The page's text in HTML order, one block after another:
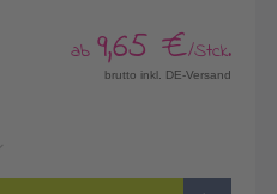
ab 9,65 €/Stck.
brutto inkl. DE-Versand